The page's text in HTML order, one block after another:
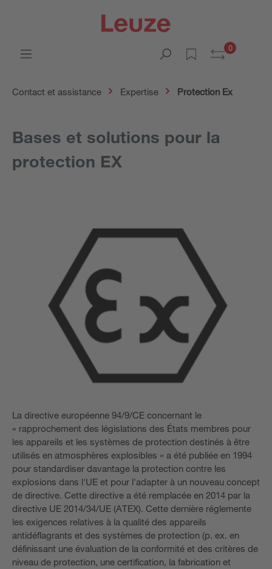
0
Contact et assistance Expertise Protection Ex
Bases et solutions pour la
protection EX
La directive européenne 94/9/CE concernant le
« rapprochement des législations des États membres pour
les appareils et les systèmes de protection destinés à être
utilisés en atmosphères explosibles » a été publiée en 1994
pour standardiser davantage la protection contre les
explosions dans l'UE et pour l'adapter à un nouveau concept
de directive. Cette directive a été remplacée en 2014 par la
directive UE 2014/34/UE (ATEX). Cette dernière réglemente
les exigences relatives à la qualité des appareils
antidéflagrants et des systèmes de protection (p. ex. en
définissant une évaluation de la conformité et des critères de
niveau de protection, une certification, la fabrication et